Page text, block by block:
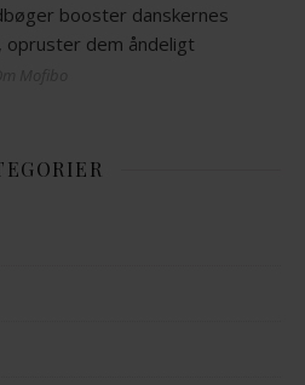
booster danskernes
opruster dem åndeligt